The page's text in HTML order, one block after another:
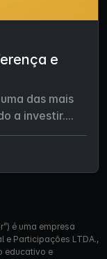
e
das mais
a investir....
é uma empresa
e Participações LTDA.,
educativo e